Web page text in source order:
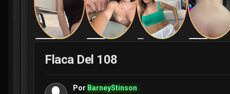
Flaca Del 108
Por BarneyStinson